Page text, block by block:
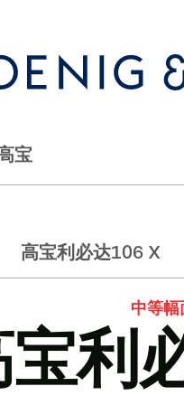
宝
高宝利必达106 X
中等幅
宝利